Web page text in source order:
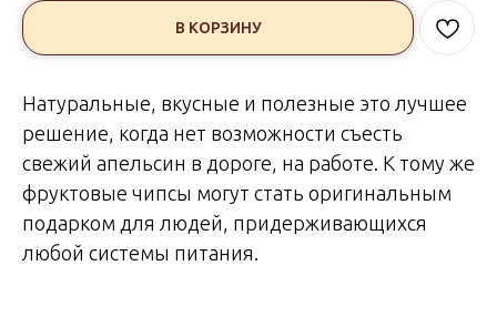
В КОРЗИНУ
Натуральные, вкусные и полезные это лучшее
решение, когда нет возможности съесть
свежий апельсин в дороге, на работе. К тому же
фруктовые чипсы могут стать оригинальным
подарком для людей, придерживающихся
любой системы питания.